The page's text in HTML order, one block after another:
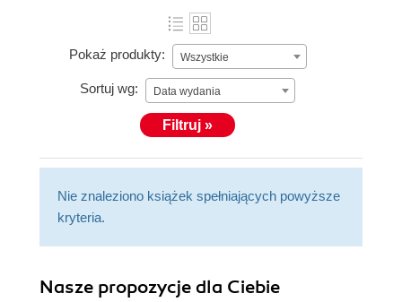
Pokaż produkty: Wszystkie
Sortuj wg: Data wydania
Filtruj »
Nie znaleziono książek spełniających powyższe
kryteria.
Nasze propozycje dla Ciebie